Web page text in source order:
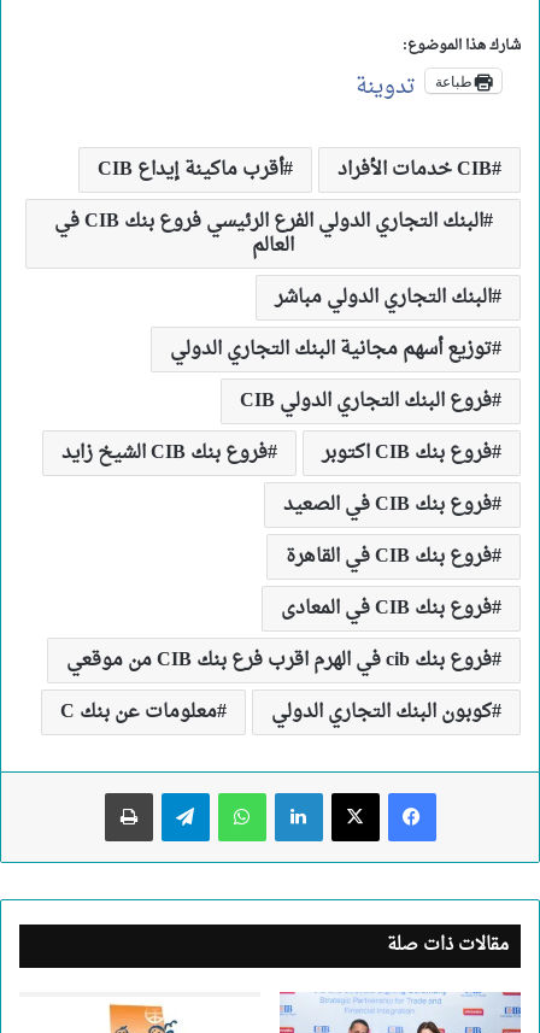
شارك هذا الموضوع:
طباعة تدوينة
CIB خدمات الأفراد
أقرب ماكينة إيداع CIB
البنك التجاري الدولي الفرع الرئيسي فروع بنك CIB في
العالم
البنك التجاري الدولي مباشر
توزيع أسهم مجانية البنك التجاري الدولي
فروع البنك التجاري الدولي CIB
فروع بنك CIB اكتوبر
فروع بنك CIB الشيخ زايد
فروع بنك CIB في الصعيد
فروع بنك CIB في القاهرة
فروع بنك CIB في المعادى
فروع بنك cib في الهرم اقرب فرع بنك CIB من موقعي
كوبون البنك التجاري الدولي
معلومات عن بنك C
لينكدإن واتساب تيلقرام طباعة
مقالات ذات صلة